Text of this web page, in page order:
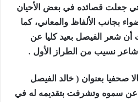
جعلت قصائده في بعض الأحيان
بجانب الألفاظ والمعاني، كما
أن شعر الفيصل بعيد كليا عن
شاعر نسيب من الطراز الأول .
صحفيا بعنوان ( خالد الفيصل
عن سموه وتشرفت بتقديمه له في